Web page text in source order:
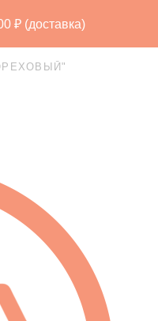
₽ (доставка)
Печенье Пирожки